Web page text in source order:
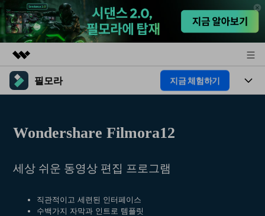
주요 제품
개요
회사 소개
뉴스룸
플랜 및 가격
필모라 지금 체험하기
플랫폼
AI
AI 기능 HOT
영상 편집 자료실
동영상 편집하기
도움말 센터
Wondershare Filmora12
세상 쉬운 동영상 편집 프로그램
직관적이고 세련된 인터페이스
수백가지 자막과 인트로 템플릿